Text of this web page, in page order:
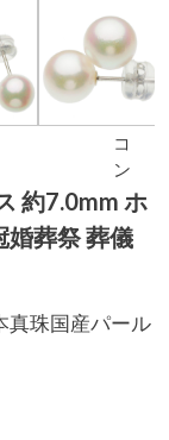
約7.0mm ホ
婚葬祭 葬儀
真珠国産パール